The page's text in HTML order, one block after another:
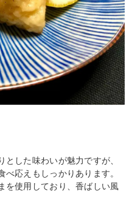
した味わいが魅力ですが、
応えもしっかりあります。
を使用しており、香ばしい風